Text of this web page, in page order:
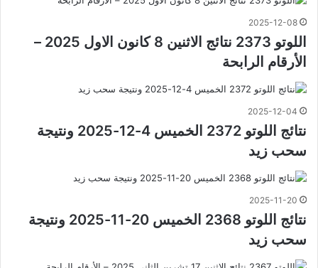
2025-12-08
اللوتو 2373 نتائج الاثنين 8 كانون الاول 2025 –
الأرقام الرابحة
2025-12-04
نتائج اللوتو 2372 الخميس 4-12-2025 ونتيجة
سحب زيد
2025-11-20
نتائج اللوتو 2368 الخميس 20-11-2025 ونتيجة
سحب زيد